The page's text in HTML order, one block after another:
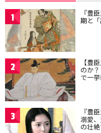
1 『豊
期と
2 【豊
のか
で一
3 『豊
溺愛
の壮